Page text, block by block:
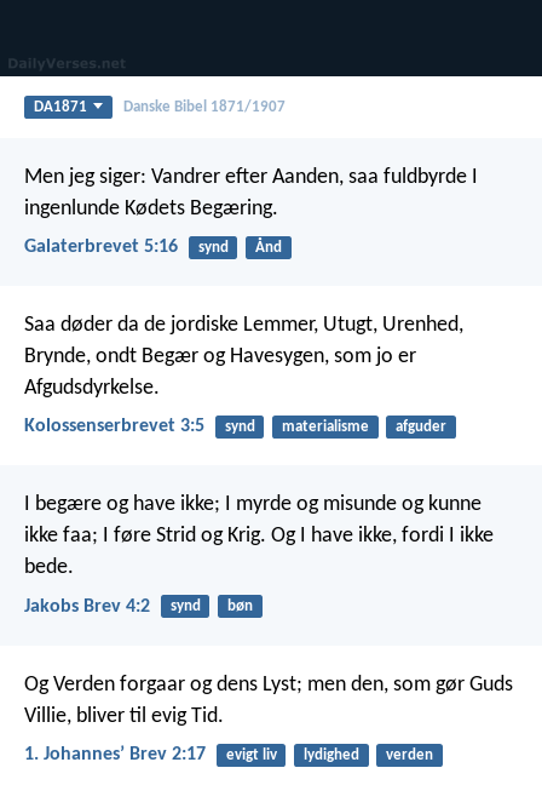
DA1871 Danske Bibel 1871/1907
Men jeg siger: Vandrer efter Aanden, saa fuldbyrde I
ingenlunde Kødets Begæring.
Galaterbrevet 5:16 synd Ånd
Saa døder da de jordiske Lemmer, Utugt, Urenhed,
Brynde, ondt Begær og Havesygen, som jo er
Afgudsdyrkelse.
Kolossenserbrevet 3:5 synd materialisme afguder
I begære og have ikke; I myrde og misunde og kunne
ikke faa; I føre Strid og Krig. Og I have ikke, fordi I ikke
bede.
Jakobs Brev 4:2 synd bøn
Og Verden forgaar og dens Lyst; men den, som gør Guds
Villie, bliver til evig Tid.
1. Johannesʼ Brev 2:17 evigt liv lydighed verden